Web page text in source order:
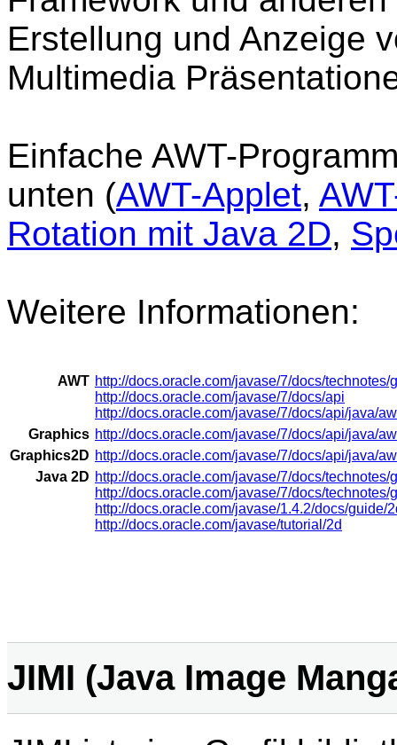
Erstellung und Anzeige
Multimedia
Einfache AWT-
unten (AWT-Applet,
Rotation mit Java 2D,
Weitere Informationen:
AWT http://docs.oracle.com/javase/7/docs/technotes/
http://docs.oracle.com/javase/7/docs/api
http://docs.oracle.com/javase/7/docs/api/java/
Graphics http://docs.oracle.com/javase/7/docs/api/java/
Graphics2D http://docs.oracle.com/javase/7/docs/api/java/
Java 2D http://docs.oracle.com/javase/7/docs/technotes/
http://docs.oracle.com/javase/7/docs/technotes/
http://docs.oracle.com/javase/1.4.2/docs/guide/
http://docs.oracle.com/javase/tutorial/2d
JIMI (Java Image